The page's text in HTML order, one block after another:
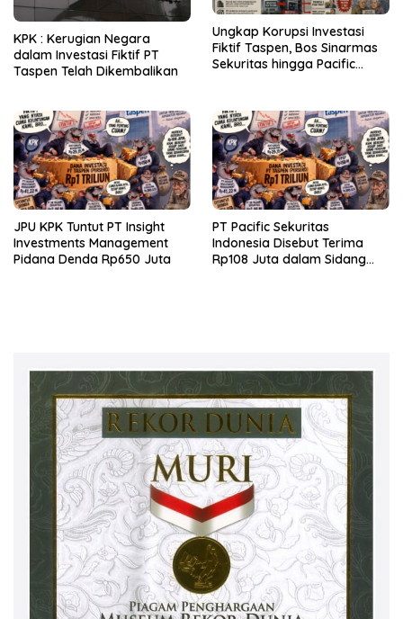
KPK : Kerugian Negara
dalam Investasi Fiktif PT
Taspen Telah Dikembalikan
Ungkap Korupsi Investasi
Fiktif Taspen, Bos Sinarmas
Sekuritas hingga Pacific
JPU KPK Tuntut PT Insight
Investments Management
Pidana Denda Rp650 Juta
PT Pacific Sekuritas
Indonesia Disebut Terima
Rp108 Juta dalam Sidang